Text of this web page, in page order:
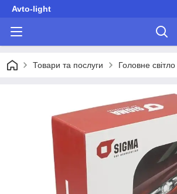
Avto-light
Товари та послуги Головне світло